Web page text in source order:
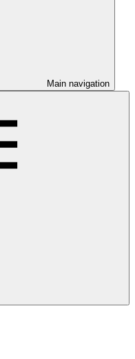
Main navigation